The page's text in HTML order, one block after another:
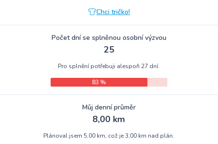
Chci tričko!
Počet dní se splněnou osobní výzvou
25
Pro splnění potřebuji alespoň 27 dní.
83 %
Můj denní průměr
8,00 km
Plánoval jsem 5,00 km, což je 3,00 km nad plán.